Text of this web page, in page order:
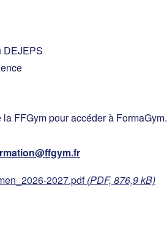
DEJEPS
FFGym pour accéder à FormaGym.
2027.pdf(PDF, 876,9 kB)